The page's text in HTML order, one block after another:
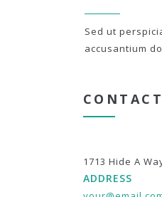
Sed ut
accusantium
1713 Hide A
ADDRESS